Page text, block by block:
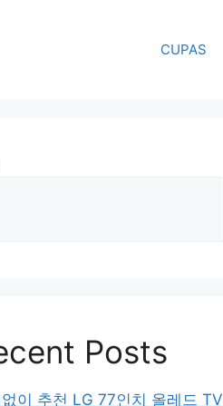
CUPAS
Posts
이 추천 LG 77인치 올레드 TV